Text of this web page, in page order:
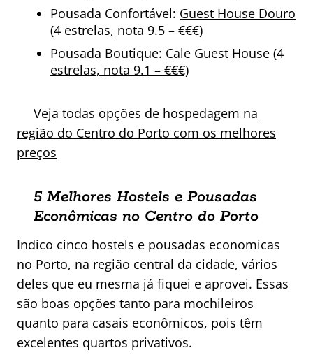
Pousada Confortável: Guest House Douro
(4 estrelas, nota 9.5 – €€€)
Pousada Boutique: Cale Guest House (4
estrelas, nota 9.1 – €€€)
Veja todas opções de hospedagem na
região do Centro do Porto com os melhores
preços
5 Melhores Hostels e Pousadas
Econômicas no Centro do Porto
Indico cinco hostels e pousadas economicas
no Porto, na região central da cidade, vários
deles que eu mesma já fiquei e aprovei. Essas
são boas opções tanto para mochileiros
quanto para casais econômicos, pois têm
excelentes quartos privativos.